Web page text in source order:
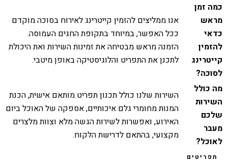
כמה זמן
מראש
כדאי
להזמין
קייטרינג
לסוכה?
אנו ממליצים להזמין קייטרינג לאירוח בסוכה מוקדם
ככל האפשר, במיוחד בתקופת החגים העמוסה.
הזמנה מראש מבטיחה את זמינות השירות ואת היכולת
לתכנן את התפריט והלוגיסטיקה באופן מיטבי.
מה כולל
השירות
שלכם
מעבר
לאוכל?
השירות שלנו כולל תכנון תפריט מותאם אישית, הכנת
המנות מחומרי גלם איכותיים, אספקה של האוכל ביום
האירוע, ואפשרות לשירות הגשה מלא וצוות מלצרים
מקצועי, בהתאם לדרישת הלקוח.
תפריטים